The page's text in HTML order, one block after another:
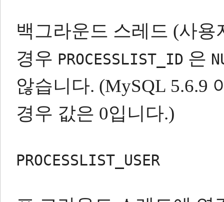
백그라운드 스레드 (사용
경우 PROCESSLIST_ID 은
않습니다. (MySQL 5.6.9
경우 값은 0입니다.)
PROCESSLIST_USER